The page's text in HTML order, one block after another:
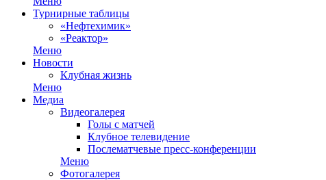
Турнирные таблицы
«Нефтехимик»
«Реактор»
Меню
Новости
Клубная жизнь
Меню
Медиа
Видеогалерея
Голы с матчей
Клубное телевидение
Послематчевые пресс-конференции
Меню
Фотогалерея